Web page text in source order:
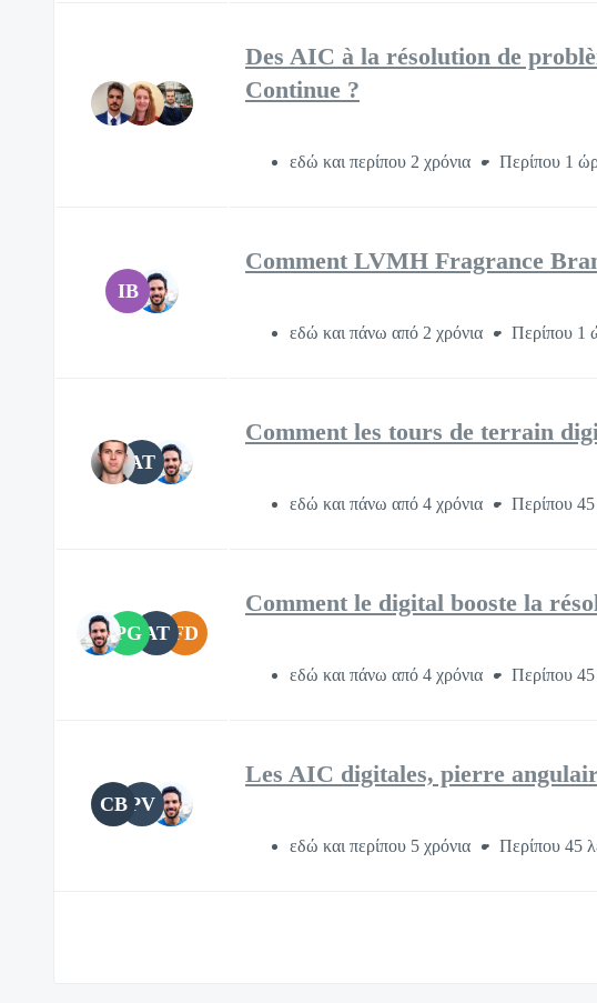
Des AIC à la résolution de
Continue ?
εδώ και περίπου 2 χρόνια Περίπου 1
IB
Comment LVMH Fragrance
εδώ και πάνω από 2 χρόνια Περίπου 1
AT
Comment les tours de terrain
εδώ και πάνω από 4 χρόνια Περίπου 45
PG AT FD
Comment le digital booste la
εδώ και πάνω από 4 χρόνια Περίπου 45
CB PV
Les AIC digitales, pierre
εδώ και περίπου 5 χρόνια Περίπου 45